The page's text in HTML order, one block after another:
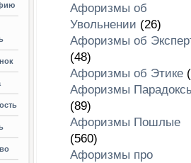
Афоризмы об
Увольнении (26)
Афоризмы об
(48)
Афоризмы об Этике
Афоризмы
(89)
Афоризмы Пошлые
(560)
Афоризмы про